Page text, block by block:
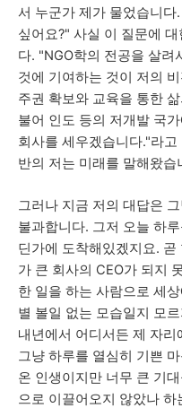
서 누군가 제가 물었습니
싶어요?" 사실 이 질문에
다. "NGO학의 전공을 살려
것에 기여하는 것이 저의
주권 확보와 교육을 통한
불어 인도 등의 저개발 국
회사를 세우겠습니다."라
반의 저는 미래를 말해왔습
그러나 지금 저의 대답은
불과합니다. 그저 오늘 하
딘가에 도착해있겠지요.
가 큰 회사의 CEO가 되지
한 일을 하는 사람으로 세
별 볼일 없는 모습일지 모
내년에서 어디서든 제 자
그냥 하루를 열심히 기쁜
온 인생이지만 너무 큰 기
으로 이끌어오지 않았나